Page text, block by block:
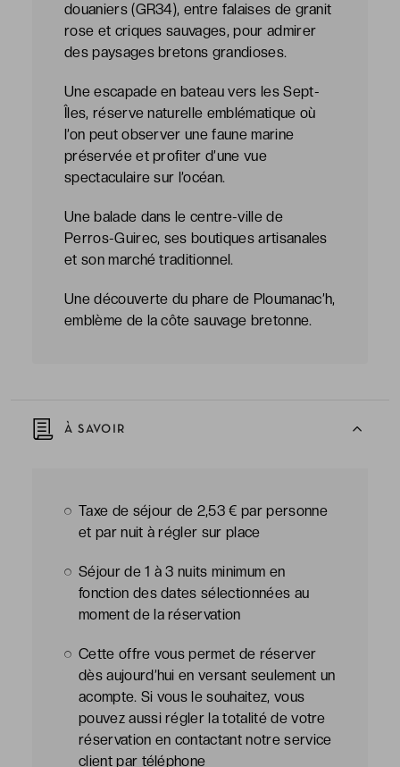
douaniers (GR34), entre falaises de granit
rose et criques sauvages, pour admirer
des paysages bretons grandioses.
Une escapade en bateau vers les Sept-
Îles, réserve naturelle emblématique où
l’on peut observer une faune marine
préservée et profiter d’une vue
spectaculaire sur l’océan.
Une balade dans le centre-ville de
Perros-Guirec, ses boutiques artisanales
et son marché traditionnel.
Une découverte du phare de Ploumanac’h,
emblème de la côte sauvage bretonne.
À SAVOIR
Taxe de séjour de 2,53 € par personne
et par nuit à régler sur place
Séjour de 1 à 3 nuits minimum en
fonction des dates sélectionnées au
moment de la réservation
Cette offre vous permet de réserver
dès aujourd’hui en versant seulement un
acompte. Si vous le souhaitez, vous
pouvez aussi régler la totalité de votre
réservation en contactant notre service
client par téléphone